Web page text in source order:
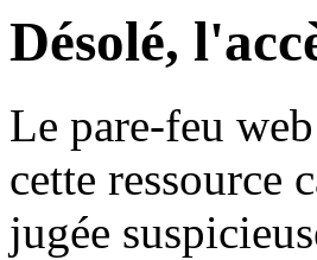
Désolé,
Le pare-feu
cette ressource
jugée